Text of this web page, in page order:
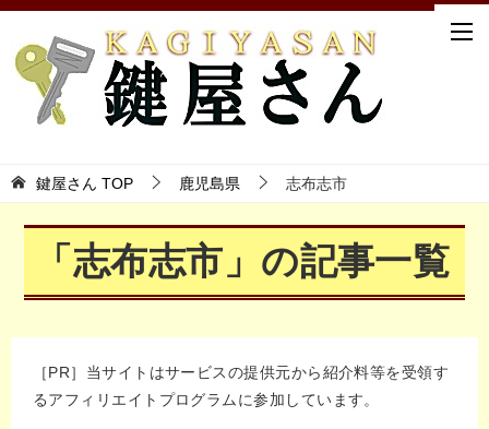
鍵屋さん TOP 鹿児島県 志布志市
「志布志市」の記事一覧
［PR］当サイトはサービスの提供元から紹介料等を受領す
るアフィリエイトプログラムに参加しています。